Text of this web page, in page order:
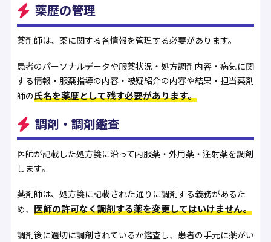
薬歴の管理
薬剤師は、薬に関する各情報を管理する必要があります。
患者のパーソナルデータや服薬状況・処方調剤内容・病気に関
する情報・服薬指導の内容・被疑紹介の内容や結果・担当薬剤
師の氏名を薬歴として残す必要があります。
調剤・調剤鑑査
医師が記載した処方箋に沿って内服薬・外用薬・注射薬を調剤
します。
薬剤師は、処方箋に記載された通りに調剤する義務があるた
め、 医師の許可なく調剤する薬を変更してはいけません。
調剤後に適切に調剤されているか鑑査し、患者の手元に薬がい